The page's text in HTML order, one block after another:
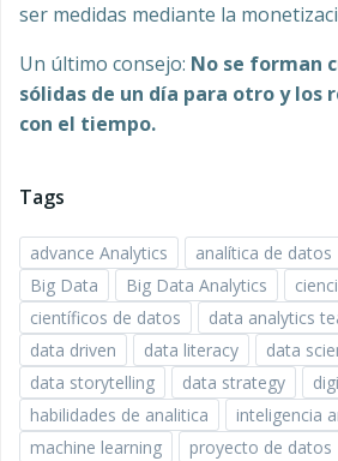
ser medidas mediante la
Un último consejo: No se forman
sólidas de un día para otro y los
con el tiempo.
Tags
advance Analytics analítica de datos
Big Data
Big Data Analytics
científicos de datos
data analytics
data driven
data literacy
data
data storytelling
data strategy
habilidades de analitica
inteligencia
machine learning
proyecto de datos